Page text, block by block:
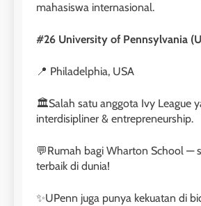
mahasiswa internasional.
#26 University of Pennsylvania
📍 Philadelphia, USA
🏛️Salah satu anggota Ivy League
interdisipliner & entrepreneurship.
💬Rumah bagi Wharton School —
terbaik di dunia!
✨UPenn juga punya kekuatan di